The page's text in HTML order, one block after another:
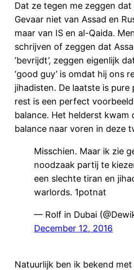
Dat ze tegen me zeggen
Gevaar niet van Assad en
maar van IS en al-Qaida.
schrijven of zeggen dat
‘bevrijdt’, zeggen eigenlijk
‘good guy’ is omdat hij ons
jihadisten. De laatste is pure
rest is een perfect
balance. Het helderst kwam
balance naar voren in deze
Misschien. Maar ik zie
noodzaak partij te
een slechte tiran en
warlords. 1potnat
— Rolf in Dubai
December 12, 2016
Natuurlijk ben ik bekend